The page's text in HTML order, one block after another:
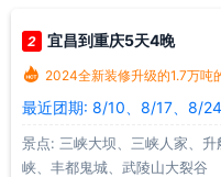
2 宜昌到重庆5天4晚
 2024全新装修升级的1.7万吨
最近团期: 8/10、8/17、8/
景点: 三峡大坝、三峡人家、
峡、丰都鬼城、武陵山大裂谷